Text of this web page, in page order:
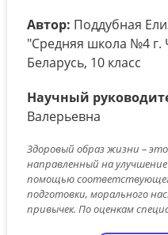
Автор: Поддубная
"Средняя школа №4 г.
Беларусь, 10 класс
Научный
Валерьевна
Здоровый образ жизни –
направленный на
помощью
подготовки, морального
привычек. По оценкам